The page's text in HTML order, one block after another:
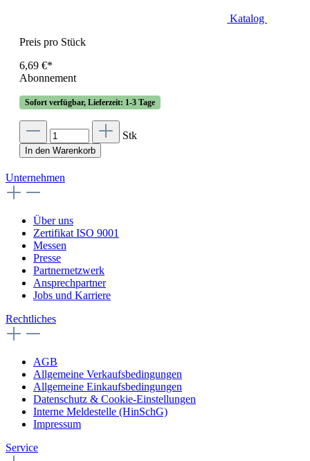
Katalog
Preis pro Stück
6,69 €*
Abonnement
Sofort verfügbar, Lieferzeit: 1-3 Tage
Stk
In den Warenkorb
Unternehmen
Über uns
Zertifikat ISO 9001
Messen
Presse
Partnernetzwerk
Ansprechpartner
Jobs und Karriere
Rechtliches
AGB
Allgemeine Verkaufsbedingungen
Allgemeine Einkaufsbedingungen
Datenschutz & Cookie-Einstellungen
Interne Meldestelle (HinSchG)
Impressum
Service